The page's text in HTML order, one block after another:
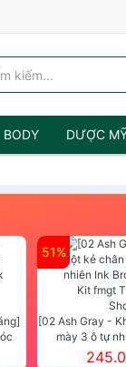
BODY DƯỢC
51%
[02 Ash Gray -
mày 3 ô tự
Powder Kit fmgt